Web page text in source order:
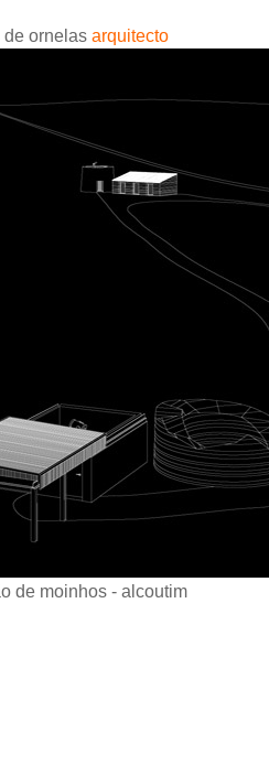
de ornelas arquitecto
de moinhos - alcoutim